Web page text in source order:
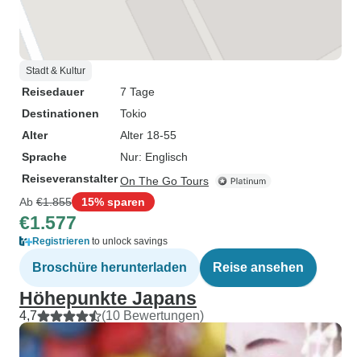
Stadt & Kultur
Reisedauer
7 Tage
Destinationen
Tokio
Alter
Alter 18-55
Sprache
Nur: Englisch
ReiseveranstalterOn The Go Tours
Ab €1.855 15% sparen
€1.577
Registrieren to unlock savings
Broschüre herunterladen Reise ansehen
Höhepunkte Japans
4,7 (10 Bewertungen)